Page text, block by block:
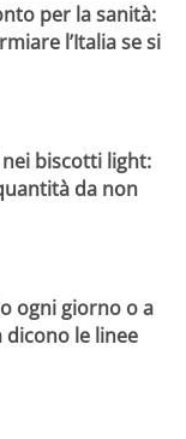
per la sanità:
l’Italia se si
biscotti light:
da non
ogni giorno o a
dicono le linee